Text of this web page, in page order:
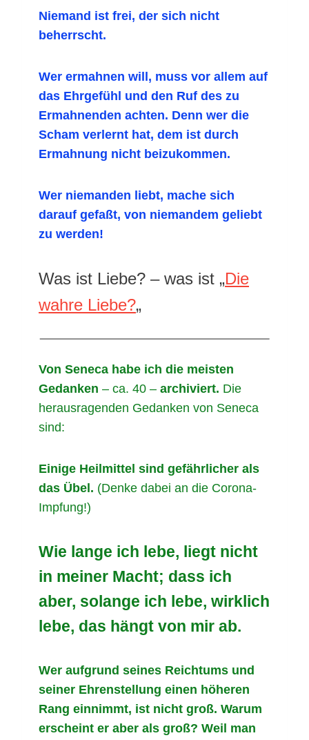
Niemand ist frei, der sich nicht
beherrscht.
Wer ermahnen will, muss vor allem auf
das Ehrgefühl und den Ruf des zu
Ermahnenden achten. Denn wer die
Scham verlernt hat, dem ist durch
Ermahnung nicht beizukommen.
Wer niemanden liebt, mache sich
darauf gefaßt, von niemandem geliebt
zu werden!
Was ist Liebe? – was ist „Die
wahre Liebe?„
Von Seneca habe ich die meisten
Gedanken – ca. 40 – archiviert. Die
herausragenden Gedanken von Seneca
sind:
Einige Heilmittel sind gefährlicher als
das Übel. (Denke dabei an die Corona-
Impfung!)
Wie lange ich lebe, liegt nicht
in meiner Macht; dass ich
aber, solange ich lebe, wirklich
lebe, das hängt von mir ab.
Wer aufgrund seines Reichtums und
seiner Ehrenstellung einen höheren
Rang einnimmt, ist nicht groß. Warum
erscheint er aber als groß? Weil man